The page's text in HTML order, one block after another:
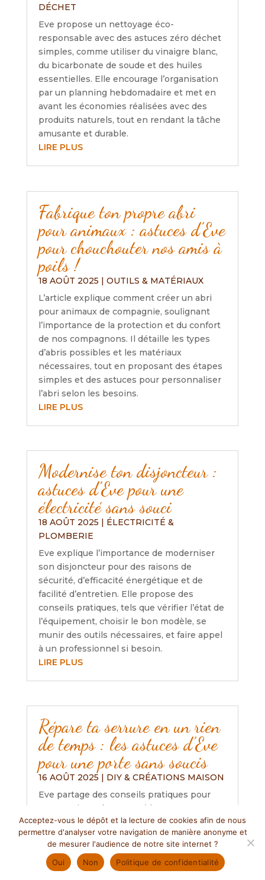
DÉCHET
Eve propose un nettoyage éco-
responsable avec des astuces zéro déchet
simples, comme utiliser du vinaigre blanc,
du bicarbonate de soude et des huiles
essentielles. Elle encourage l’organisation
par un planning hebdomadaire et met en
avant les économies réalisées avec des
produits naturels, tout en rendant la tâche
amusante et durable.
LIRE PLUS
Fabrique ton propre abri
pour animaux : astuces d’Eve
pour chouchouter nos amis à
poils !
18 AOÛT 2025 | OUTILS & MATÉRIAUX
L’article explique comment créer un abri
pour animaux de compagnie, soulignant
l’importance de la protection et du confort
de nos compagnons. Il détaille les types
d’abris possibles et les matériaux
nécessaires, tout en proposant des étapes
simples et des astuces pour personnaliser
l’abri selon les besoins.
LIRE PLUS
Modernise ton disjoncteur :
astuces d’Eve pour une
électricité sans souci
18 AOÛT 2025 | ÉLECTRICITÉ &
PLOMBERIE
Eve explique l’importance de moderniser
son disjoncteur pour des raisons de
sécurité, d’efficacité énergétique et de
facilité d’entretien. Elle propose des
conseils pratiques, tels que vérifier l’état de
l’équipement, choisir le bon modèle, se
munir des outils nécessaires, et faire appel
à un professionnel si besoin.
LIRE PLUS
Répare ta serrure en un rien
de temps : les astuces d’Eve
pour une porte sans soucis
16 AOÛT 2025 | DIY & CRÉATIONS MAISON
Eve partage des conseils pratiques pour
entretenir et réparer rapidement une
serrure, soulignant l’importance de la
lubrification, l’ajustement des portes et le
nettoyage régulier. Elle encourage aussi à
consulter des ressources en ligne pour
Acceptez-vous le dépôt et la lecture de cookies afin de nous
permettre d'analyser votre navigation de manière anonyme et
de mesurer l'audience de notre site internet ?
Oui
Non Politique de confidentialité